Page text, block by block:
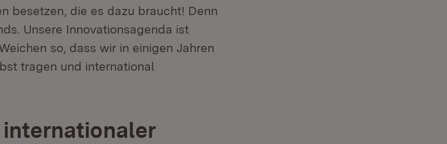
besetzen, die es dazu braucht! Denn
Unsere Innovationsagenda ist
so, dass wir in einigen Jahren
tragen und international